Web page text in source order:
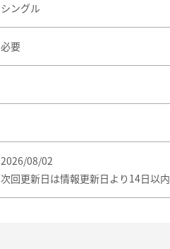
シングル
必要
2026/08/02
次回更新日は情報更新日より14日以内